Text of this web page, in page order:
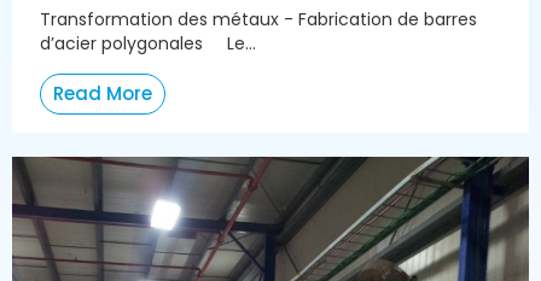
Transformation des métaux - Fabrication de barres
d’acier polygonales Le...
Read More